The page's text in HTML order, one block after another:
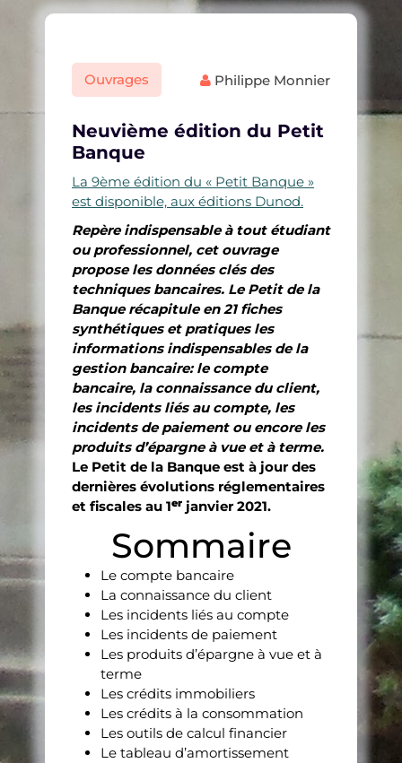
Ouvrages Philippe Monnier
Neuvième édition du Petit
Banque
La 9ème édition du « Petit Banque »
est disponible, aux éditions Dunod.
Repère indispensable à tout étudiant
ou professionnel, cet ouvrage
propose les données clés des
techniques bancaires. Le Petit de la
Banque récapitule en 21 fiches
synthétiques et pratiques les
informations indispensables de la
gestion bancaire: le compte
bancaire, la connaissance du client,
les incidents liés au compte, les
incidents de paiement ou encore les
produits d’épargne à vue et à terme.
Le Petit de la Banque est à jour des
dernières évolutions réglementaires
et fiscales au 1er janvier 2021.
Sommaire
Le compte bancaire
La connaissance du client
Les incidents liés au compte
Les incidents de paiement
Les produits d’épargne à vue et à
terme
Les crédits immobiliers
Les crédits à la consommation
Les outils de calcul financier
Le tableau d’amortissement